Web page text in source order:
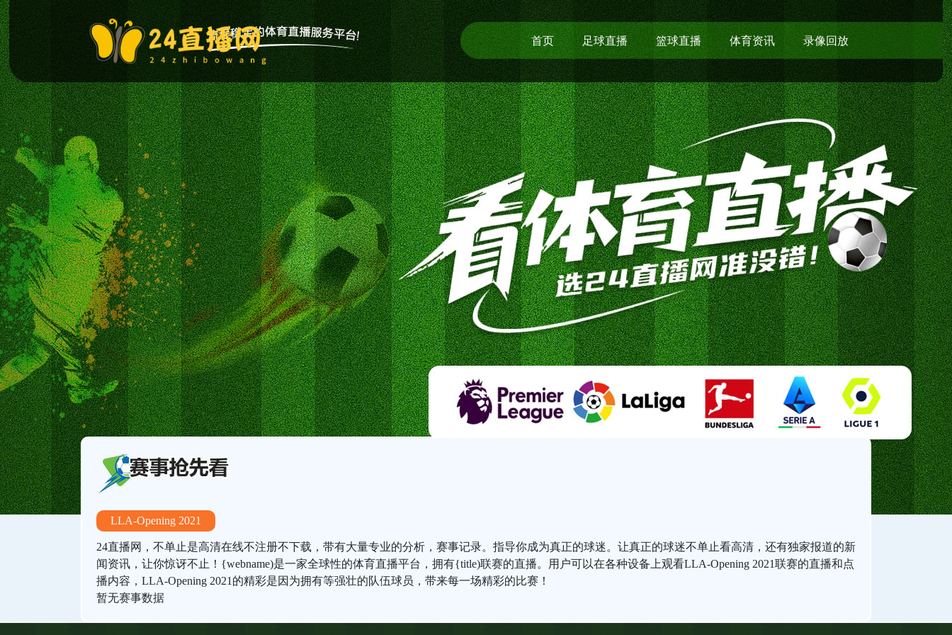
首页 足球直播 篮球直播 体育资讯 录像回放
LLA-Opening 2021
24直播网，不单止是高清在线不注册不下载，带有大量专业的分析，赛事记录。指导你成为真正的球迷。让真正的球迷不单止看高清，还有独家报道的新
闻资讯，让你惊讶不止！{webname)是一家全球性的体育直播平台，拥有{title)联赛的直播。用户可以在各种设备上观看LLA-Opening 2021联赛的直播和点
播内容，LLA-Opening 2021的精彩是因为拥有等强壮的队伍球员，带来每一场精彩的比赛！
暂无赛事数据